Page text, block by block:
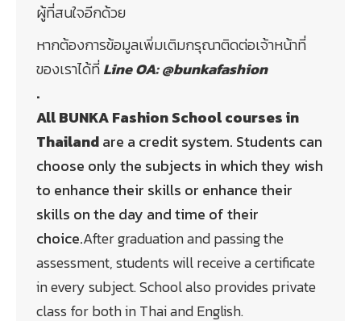
ผู้ที่สนใจอีกด้วย
หากต้องการข้อมูลเพิ่มเติมกรุณาติดต่อเจ้าหน้าที่
ของเราได้ที่Line OA: @bunkafashion
.
All BUNKA Fashion School courses in
Thailandare a credit system. Students can
choose only the subjects in which they wish
to enhance their skills or enhance their
skills on the day and time of their
choice.After graduation and passing the
assessment, students will receive a certificate
in every subject. School also provides private
class for both in Thai and English.